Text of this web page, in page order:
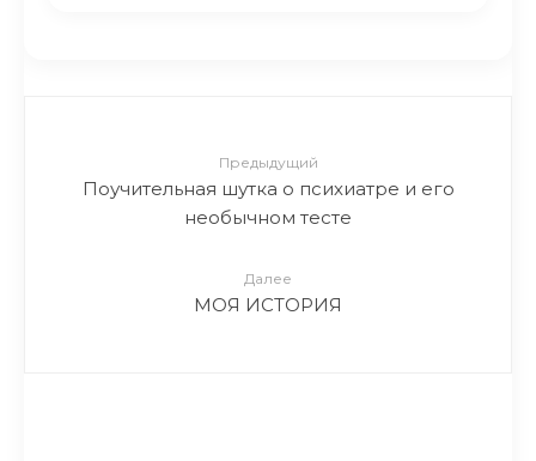
Предыдущий
Поучительная шутка о психиатре и его
необычном тесте
Далее
МОЯ ИСТОРИЯ